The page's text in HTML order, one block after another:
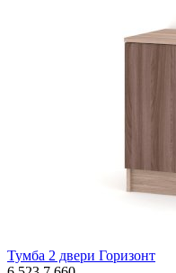
Тумба 2 двери Горизонт